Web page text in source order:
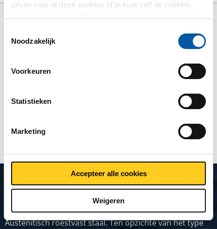
geven voor al deze cookies of je kunt zelf de cookies
partijen waarmee wij samenwerken vind je in ons
Noodzakelijk
Voorkeuren
Statistieken
Marketing
Accepteer alle cookies
Weigeren
Bruto prijslijst: Rvs 316L
TOON MEER
Productomschrijving
Austenitisch roestvast staal. Ten opzichte van het type